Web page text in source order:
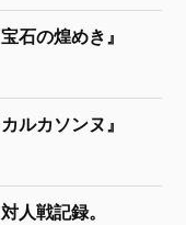
石の煌めき』
ルカソンヌ』
人戦記録。